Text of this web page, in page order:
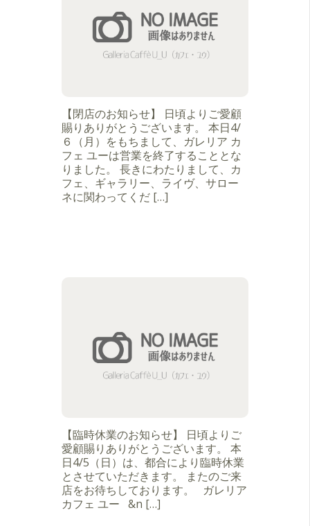
【閉店のお知らせ】 日頃よりご愛顧
賜りありがとうございます。 本日4/
６（月）をもちまして、ガレリア カ
フェ ユーは営業を終了することとな
りました。 長きにわたりまして、カ
フェ、ギャラリー、ライヴ、サロー
ネに関わってくだ […]
【臨時休業のお知らせ】 日頃よりご
愛顧賜りありがとうございます。 本
日4/5（日）は、都合により臨時休業
とさせていただきます。 またのご来
店をお待ちしております。 ガレリア
カフェ ユー &n […]